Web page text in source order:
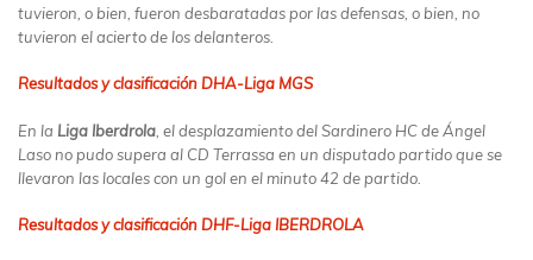
tuvieron, o bien, fueron desbaratadas por las defensas, o bien, no
tuvieron el acierto de los delanteros.
Resultados y clasificación DHA-Liga MGS
En la Liga Iberdrola , el desplazamiento del Sardinero HC de Ángel
Laso no pudo supera al CD Terrassa en un disputado partido que se
llevaron las locales con un gol en el minuto 42 de partido.
Resultados y clasificación DHF-Liga IBERDROLA